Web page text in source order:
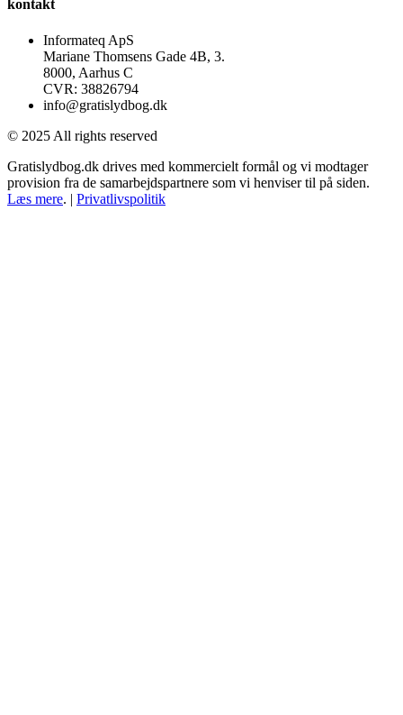
kontakt
Informateq ApS
Mariane Thomsens Gade 4B, 3.
8000, Aarhus C
CVR: 38826794
info@gratislydbog.dk
© 2025 All rights reserved
Gratislydbog.dk drives med kommercielt formål og vi modtager
provision fra de samarbejdspartnere som vi henviser til på siden.
Læs mere. | Privatlivspolitik